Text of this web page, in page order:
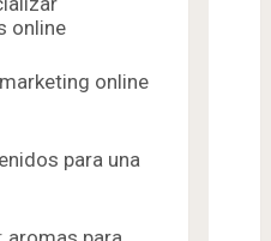
online
online
para una